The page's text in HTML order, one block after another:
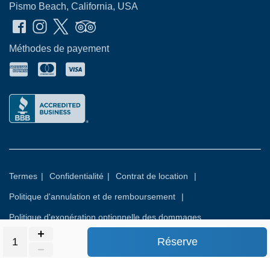
Réserve
Pismo Beach, California, USA
Méthodes de payement
Termes | Confidentialité | Contrat de location |
Politique d'annulation et de remboursement |
Politique d'exonération optionnelle des dommages
© 2026 Tous droits réservés.